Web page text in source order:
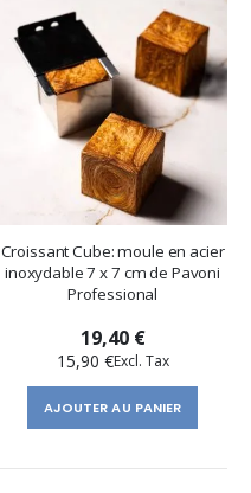
Croissant Cube: moule en acier
inoxydable 7 x 7 cm de Pavoni
Professional
19,40 €
15,90 €
AJOUTER AU PANIER